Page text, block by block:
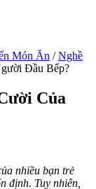
Món Ăn / Nghề
Đầu Bếp?
Của
nhiều bạn trẻ
định. Tuy nhiên,